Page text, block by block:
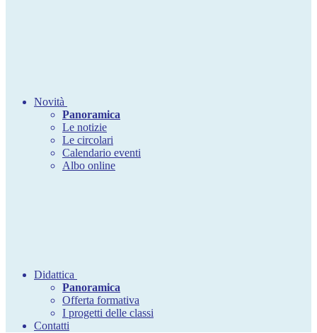
Novità
Panoramica
Le notizie
Le circolari
Calendario eventi
Albo online
Didattica
Panoramica
Offerta formativa
I progetti delle classi
Contatti